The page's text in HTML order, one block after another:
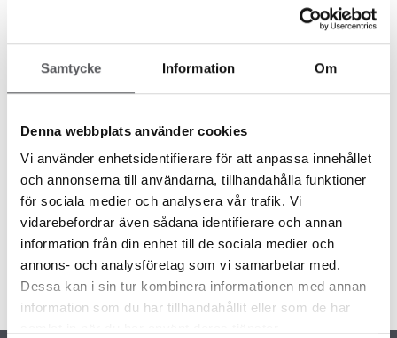
Samtycke Information Om
Denna webbplats använder cookies
Vi använder enhetsidentifierare för att anpassa innehållet
och annonserna till användarna, tillhandahålla funktioner
för sociala medier och analysera vår trafik. Vi
vidarebefordrar även sådana identifierare och annan
information från din enhet till de sociala medier och
annons- och analysföretag som vi samarbetar med.
Dessa kan i sin tur kombinera informationen med annan
information som du har tillhandahållit eller som de har
8 år siden
arkitekttegnet hus, møt vår arkitekt Läs mer
Side 1 av 1